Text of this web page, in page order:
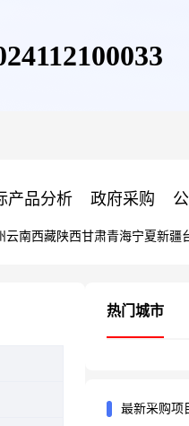
产品分析 政府采购
云南西藏陕西甘肃青海宁夏新疆
热门城市
最新采购项